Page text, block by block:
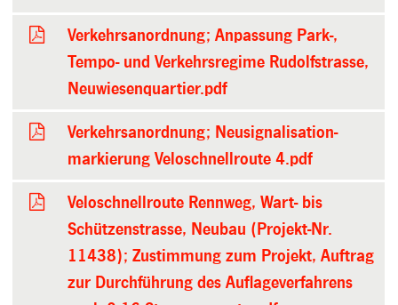
Verkehrsanordnung; Anpassung Park-,
Tempo- und Verkehrsregime Rudolfstrasse,
Neuwiesenquartier.pdf
Verkehrsanordnung; Neusignalisation-
markierung Veloschnellroute 4.pdf
Veloschnellroute Rennweg, Wart- bis
Schützenstrasse, Neubau (Projekt-Nr.
11438); Zustimmung zum Projekt, Auftrag
zur Durchführung des Auflageverfahrens